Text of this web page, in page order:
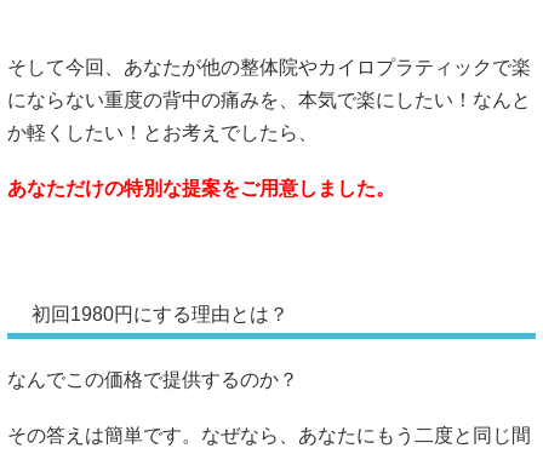
そして今回、あなたが他の整体院やカイロプラティックで楽
にならない重度の背中の痛みを、本気で楽にしたい！なんと
か軽くしたい！とお考えでしたら、
あなただけの特別な提案をご用意しました。
初回1980円にする理由とは？
なんでこの価格で提供するのか？
その答えは簡単です。なぜなら、あなたにもう二度と同じ間